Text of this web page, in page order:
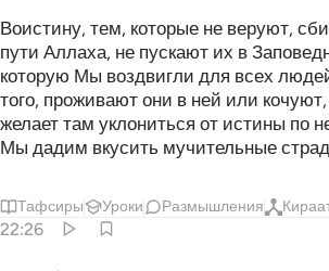
Воистину, тем, которые не веруют,
пути Аллаха, не пускают их в
которую Мы воздвигли для всех
того, проживают они в ней или кочуют,
желает там уклониться от истины по
Мы дадим вкусить мучительные
Тафсиры Уроки Размышления
22:26